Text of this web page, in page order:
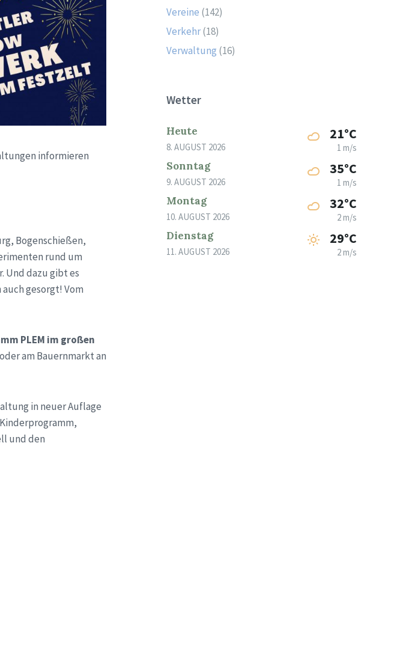
informieren
Bogenschießen,
rund um
Und dazu gibt es
gesorgt! Vom
PLEM im großen
am Bauernmarkt an
in neuer Auflage
und den
Vereine (142)
Verkehr(18)
Verwaltung (16)
Wetter
Heute
8. AUGUST 2026
21°C
1 m/s
Sonntag
9. AUGUST 2026
35°C
1 m/s
Montag
10. AUGUST 2026
32°C
2 m/s
Dienstag
11. AUGUST 2026
29°C
2 m/s